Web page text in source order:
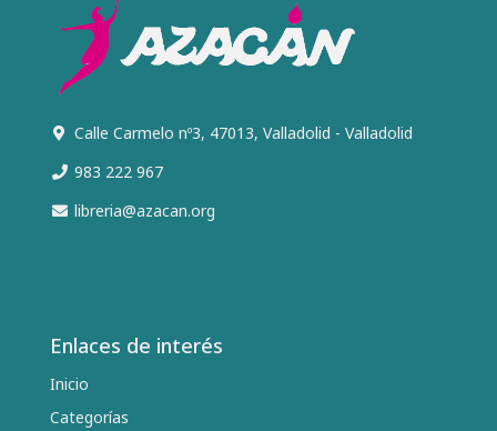
Calle Carmelo nº3, 47013, Valladolid - Valladolid
983 222 967
libreria@azacan.org
Enlaces de interés
Inicio
Categorías